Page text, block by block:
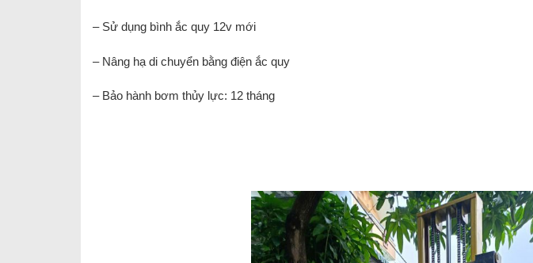
– Sử dụng bình ắc quy 12v mới
– Nâng hạ di chuyển bằng điện ắc quy
– Bảo hành bơm thủy lực: 12 tháng